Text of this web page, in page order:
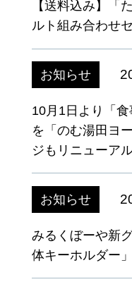
【送料込み】「
ルト組み合わせ
お知らせ
10月1日より「食
を「のむ湯田ヨ
ジもリニューアル
お知らせ
みるくぼーや新
体キーホルダー